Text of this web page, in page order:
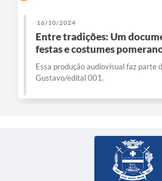
16/10/2024
Entre tradições: Um
festas e costumes
Essa produção audiovisual faz parte
Gustavo/edital 001.